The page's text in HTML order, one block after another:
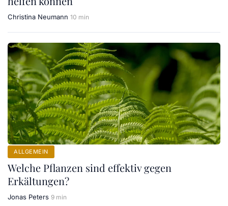
Christina Neumann 10 min
ALLGEMEIN
Welche Pflanzen sind effektiv gegen
Erkältungen?
Jonas Peters 9 min